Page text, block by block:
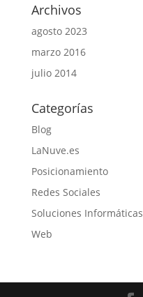
Archivos
agosto 2023
marzo 2016
julio 2014
Categorías
Blog
LaNuve.es
Posicionamiento
Redes Sociales
Soluciones Informáticas
Web